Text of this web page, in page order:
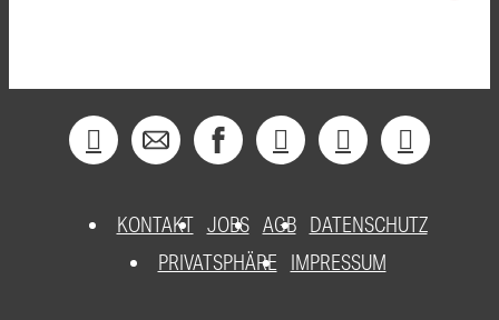
KONTAKT JOBS AGB DATENSCHUTZ
PRIVATSPHÄRE
IMPRESSUM